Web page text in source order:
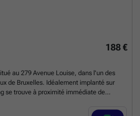
188 €
au 279 Avenue Louise, dans l'un des
de Bruxelles. Idéalement implanté sur
se trouve à proximité immédiate de
directement votre parking sur le lien